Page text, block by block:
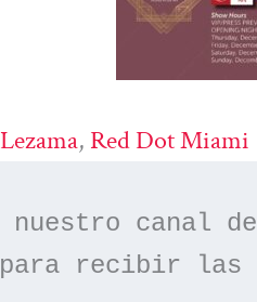
, Red Dot Miami
nuestro canal
recibir las